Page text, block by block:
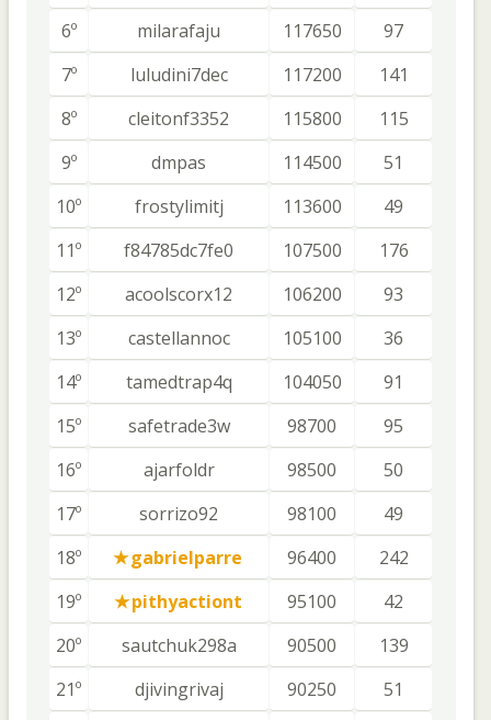
6º
milarafaju 117650
97
7º
luludini7dec 117200
141
8º
cleitonf3352 115800
115
9º
dmpas 114500
51
10º
frostylimitj 113600
49
11º
f84785dc7fe0 107500
176
12º
acoolscorx12 106200
93
13º
castellannoc 105100
36
14º
tamedtrap4q 104050
91
15º
safetrade3w 98700
95
16º
ajarfoldr 98500
50
17º
sorrizo92 98100
49
18º
gabrielparre 96400
242
19º
pithyactiont 95100
42
20º
sautchuk298a 90500
139
21º
djivingrivaj 90250
51